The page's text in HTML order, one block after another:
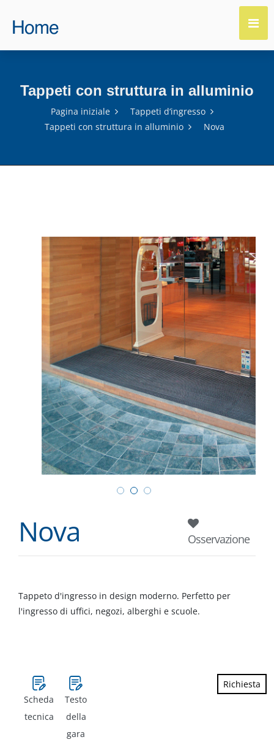
Tappeti con struttura in alluminio
Pagina iniziale
Tappeti d‘ingresso
Tappeti con struttura in alluminio
Nova
Nova Osservazione
Tappeto d'ingresso in design moderno. Perfetto per
l'ingresso di uffici, negozi, alberghi e scuole.
Scheda
tecnica
Testo
della
gara
Richiesta